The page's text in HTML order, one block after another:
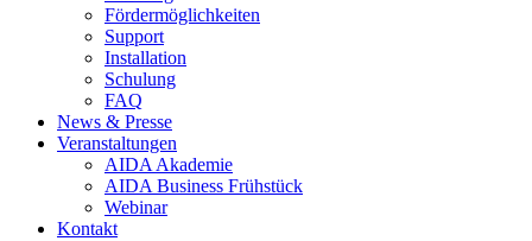
Fördermöglichkeiten
Support
Installation
Schulung
FAQ
News & Presse
Veranstaltungen
AIDA Akademie
AIDA Business Frühstück
Webinar
Kontakt